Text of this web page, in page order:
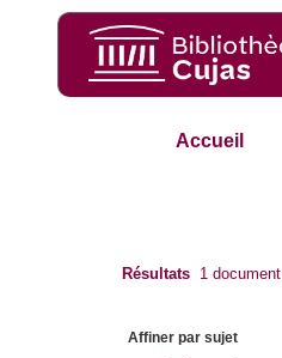
Accueil
Résultats 1 document
Affiner par sujet